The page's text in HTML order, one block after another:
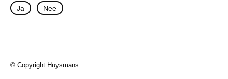
Ja Nee
© Copyright Huysmans